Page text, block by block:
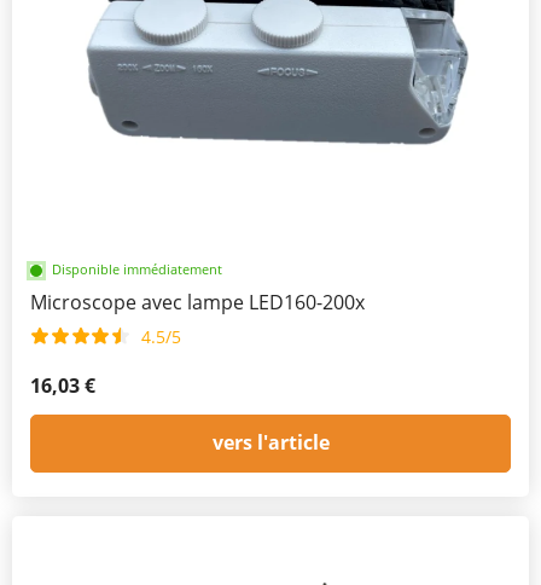
Disponible immédiatement
Microscope avec lampe LED160-200x
4.5/5
16,03 €
vers l'article